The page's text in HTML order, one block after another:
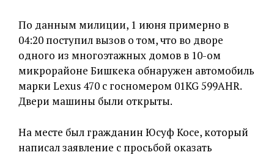
По данным милиции, 1 июня примерно в
04:20 поступил вызов о том, что во дворе
одного из многоэтажных домов в 10-ом
микрорайоне Бишкека обнаружен автомобиль
марки Lexus 470 с госномером 01KG 599AHR.
Двери машины были открыты.
На месте был гражданин Юсуф Косе, который
написал заявление с просьбой оказать